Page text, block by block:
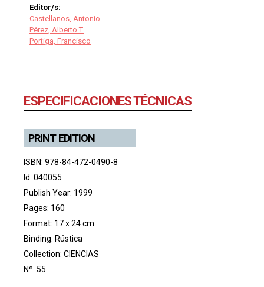
Editor/s:
Castellanos, Antonio
Pérez, Alberto T.
Portiga, Francisco
ESPECIFICACIONES TÉCNICAS
PRINT EDITION
ISBN: 978-84-472-0490-8
Id: 040055
Publish Year: 1999
Pages: 160
Format: 17 x 24 cm
Binding: Rústica
Collection: CIENCIAS
Nº: 55